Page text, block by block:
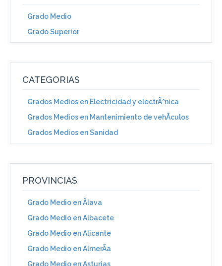
Grado Medio
Grado Superior
CATEGORIAS
Grados Medios en Electricidad y electrÃ³nica
Grados Medios en Mantenimiento de vehÃ­culos
Grados Medios en Sanidad
PROVINCIAS
Grado Medio en Ãlava
Grado Medio en Albacete
Grado Medio en Alicante
Grado Medio en AlmerÃ­a
Grado Medio en Asturias